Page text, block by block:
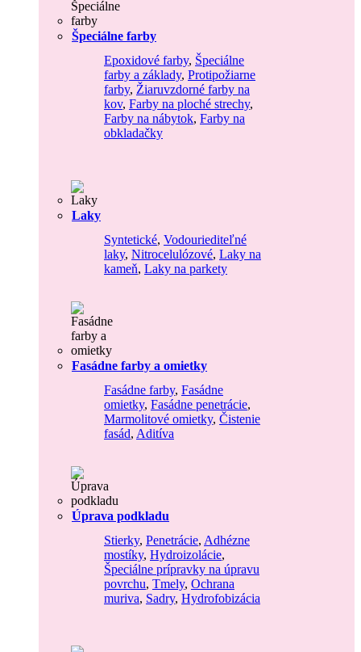
Špeciálne farby
Epoxidové farby, Špeciálne
farby a základy, Protipožiarne
farby, Žiaruvzdorné farby na
kov, Farby na ploché strechy,
Farby na nábytok, Farby na
obkladačky
Laky
Syntetické, Vodouriediteľné
laky, Nitrocelulózové, Laky na
kameň, Laky na parkety
Fasádne farby a omietky
Fasádne farby, Fasádne
omietky, Fasádne penetrácie,
Marmolitové omietky, Čistenie
fasád, Aditíva
Úprava podkladu
Stierky, Penetrácie, Adhézne
mostíky, Hydroizolácie,
Špeciálne prípravky na úpravu
povrchu, Tmely, Ochrana
muriva, Sadry, Hydrofobizácia